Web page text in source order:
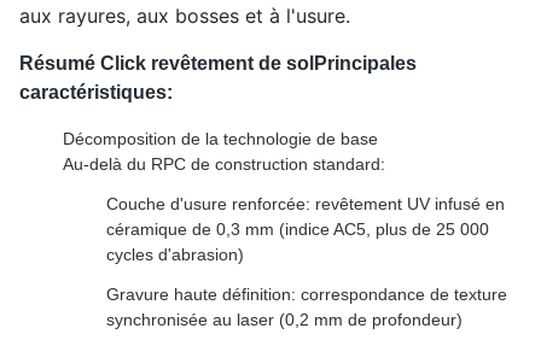
aux rayures, aux bosses et à l'usure.
Résumé Click revêtement de sol Principales
caractéristiques:
Décomposition de la technologie de base
Au-delà du RPC de construction standard:
Couche d'usure renforcée: revêtement UV infusé en
céramique de 0,3 mm (indice AC5, plus de 25 000
cycles d'abrasion)
Gravure haute définition: correspondance de texture
synchronisée au laser (0,2 mm de profondeur)